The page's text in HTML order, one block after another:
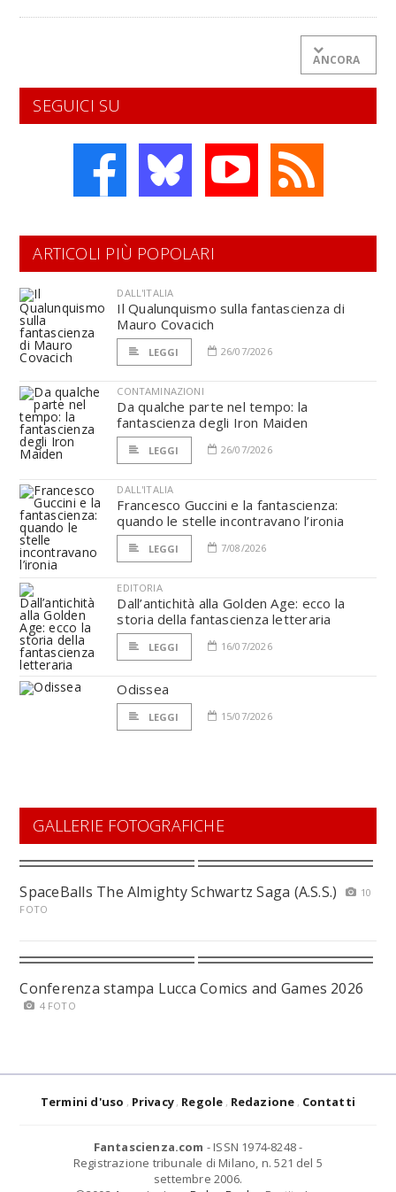
ANCORA
SEGUICI SU
ARTICOLI PIÙ POPOLARI
DALL'ITALIA
Il Qualunquismo sulla fantascienza di
Mauro Covacich
LEGGI 26/07/2026
CONTAMINAZIONI
Da qualche parte nel tempo: la
fantascienza degli Iron Maiden
LEGGI 26/07/2026
DALL'ITALIA
Francesco Guccini e la fantascienza:
quando le stelle incontravano l’ironia
LEGGI 7/08/2026
EDITORIA
Dall’antichità alla Golden Age: ecco la
storia della fantascienza letteraria
LEGGI 16/07/2026
Odissea
LEGGI 15/07/2026
GALLERIE FOTOGRAFICHE
SpaceBalls The Almighty Schwartz Saga (A.S.S.)
10
FOTO
Conferenza stampa Lucca Comics and Games 2026
4 FOTO
Termini d'uso Privacy Regole Redazione Contatti
Fantascienza.com - ISSN 1974-8248 -
Registrazione tribunale di Milano, n. 521 del 5
settembre 2006.